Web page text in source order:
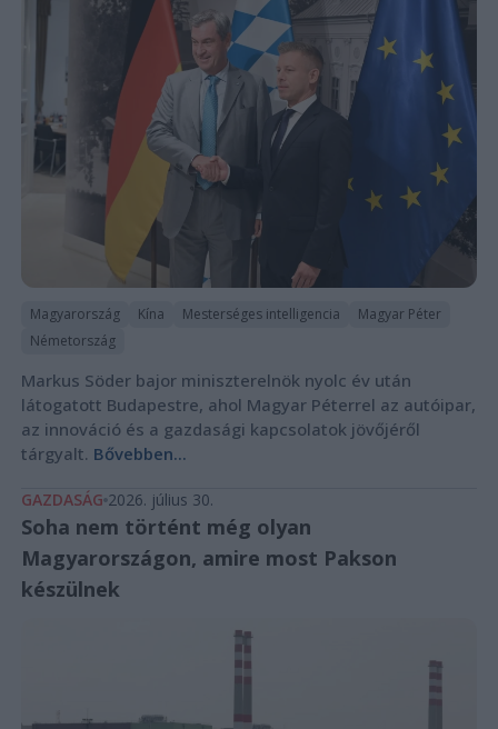
Magyarország Kína Mesterséges intelligencia
Magyar Péter
Németország
Markus Söder bajor miniszterelnök nyolc év után
látogatott Budapestre, ahol Magyar Péterrel az autóipar,
az innováció és a gazdasági kapcsolatok jövőjéről
tárgyalt. Bővebben...
GAZDASÁG 2026. július 30.
Soha nem történt még olyan
Magyarországon, amire most Pakson
készülnek